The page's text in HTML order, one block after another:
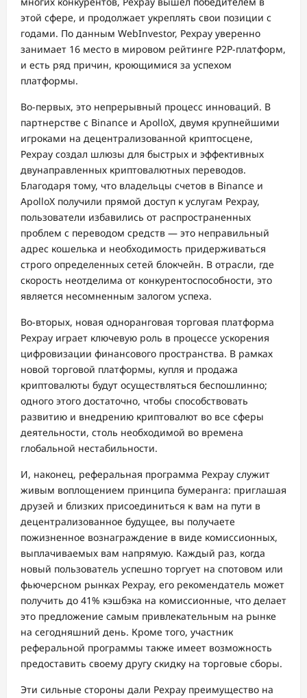
этой сфере, и продолжает укреплять свои позиции с
годами. По данным WebInvestor, Pexpay уверенно
занимает 16 место в мировом рейтинге P2P-платформ,
и есть ряд причин, кроющимися за успехом
платформы.
Во-первых, это непрерывный процесс инноваций. В
партнерстве с Binance и ApolloX, двумя крупнейшими
игроками на децентрализованной криптосцене,
Pexpay создал шлюзы для быстрых и эффективных
двунаправленных криптовалютных переводов.
Благодаря тому, что владельцы счетов в Binance и
ApolloX получили прямой доступ к услугам Pexpay,
пользователи избавились от распространенных
проблем с переводом средств — это неправильный
адрес кошелька и необходимость придерживаться
строго определенных сетей блокчейн. В отрасли, где
скорость неотделима от конкурентоспособности, это
является несомненным залогом успеха.
Во-вторых, новая одноранговая торговая платформа
Pexpay играет ключевую роль в процессе ускорения
цифровизации финансового пространства. В рамках
новой торговой платформы, купля и продажа
криптовалюты будут осуществляться беспошлинно;
одного этого достаточно, чтобы способствовать
развитию и внедрению криптовалют во все сферы
деятельности, столь необходимой во времена
глобальной нестабильности.
И, наконец, реферальная программа Pexpay служит
живым воплощением принципа бумеранга: приглашая
друзей и близких присоединиться к вам на пути в
децентрализованное будущее, вы получаете
пожизненное вознаграждение в виде комиссионных,
выплачиваемых вам напрямую. Каждый раз, когда
новый пользователь успешно торгует на спотовом или
фьючерсном рынках Pexpay, его рекомендатель может
получить до 41% кэшбэка на комиссионные, что делает
это предложение самым привлекательным на рынке
на сегодняшний день. Кроме того, участник
реферальной программы также имеет возможность
предоставить своему другу скидку на торговые сборы.
Эти сильные стороны дали Pexpay преимущество на